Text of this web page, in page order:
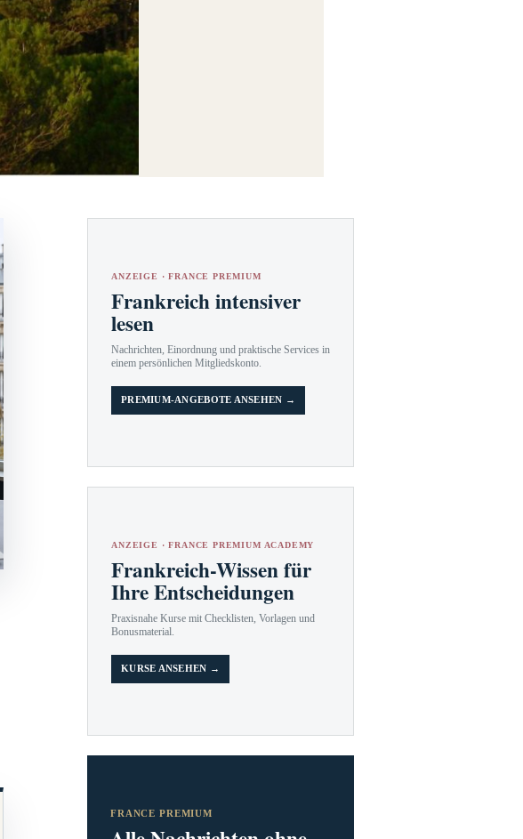
ANZEIGE · FRANCE PREMIUM
Frankreich intensiver
lesen
Nachrichten, Einordnung und praktische Services in
einem persönlichen Mitgliedskonto.
PREMIUM-ANGEBOTE ANSEHEN →
ANZEIGE · FRANCE PREMIUM ACADEMY
Frankreich-Wissen für
Ihre Entscheidungen
Praxisnahe Kurse mit Checklisten, Vorlagen und
Bonusmaterial.
KURSE ANSEHEN →
FRANCE PREMIUM